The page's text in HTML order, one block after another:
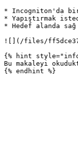
* Incogniton'da
* Yapıştırmak
* Hedef alanda
![](/files/
{% hint
Bu makaleyi